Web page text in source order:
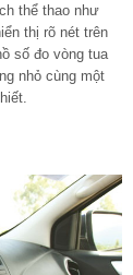
thể thao như
thị rõ nét trên
số đo vòng tua
nhỏ cùng một